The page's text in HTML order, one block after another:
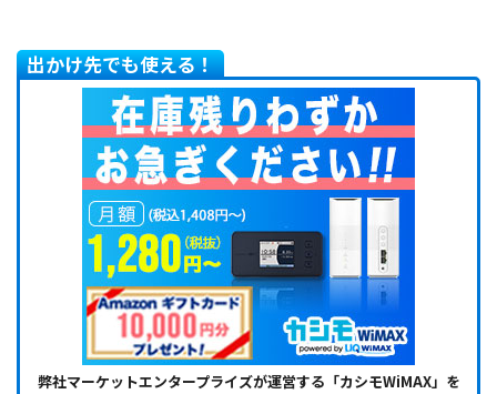
出かけ先でも使える！
弊社マーケットエンタープライズが運営する「カシモWiMAX」を